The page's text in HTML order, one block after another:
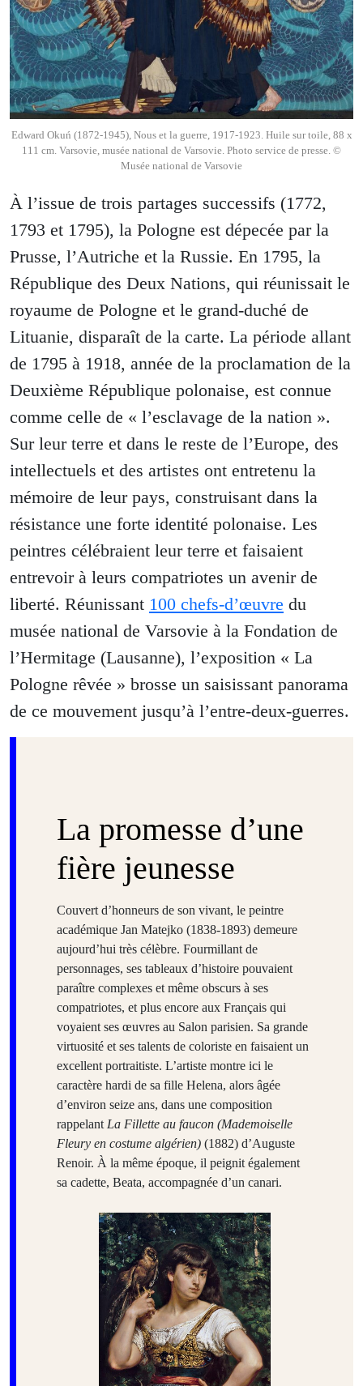
Edward Okuń (1872-1945), Nous et la guerre, 1917-1923. Huile sur toile, 88 x
111 cm. Varsovie, musée national de Varsovie. Photo service de presse. ©
Musée national de Varsovie
À l’issue de trois partages successifs (1772,
1793 et 1795), la Pologne est dépecée par la
Prusse, l’Autriche et la Russie. En 1795, la
République des Deux Nations, qui réunissait le
royaume de Pologne et le grand-duché de
Lituanie, disparaît de la carte. La période allant
de 1795 à 1918, année de la proclamation de la
Deuxième République polonaise, est connue
comme celle de « l’esclavage de la nation ».
Sur leur terre et dans le reste de l’Europe, des
intellectuels et des artistes ont entretenu la
mémoire de leur pays, construisant dans la
résistance une forte identité polonaise. Les
peintres célébraient leur terre et faisaient
entrevoir à leurs compatriotes un avenir de
liberté. Réunissant 100 chefs-d’œuvre du
musée national de Varsovie à la Fondation de
l’Hermitage (Lausanne), l’exposition « La
Pologne rêvée » brosse un saisissant panorama
de ce mouvement jusqu’à l’entre-deux-guerres.
La promesse d’une
fière jeunesse
Couvert d’honneurs de son vivant, le peintre
académique Jan Matejko (1838-1893) demeure
aujourd’hui très célèbre. Fourmillant de
personnages, ses tableaux d’histoire pouvaient
paraître complexes et même obscurs à ses
compatriotes, et plus encore aux Français qui
voyaient ses œuvres au Salon parisien. Sa grande
virtuosité et ses talents de coloriste en faisaient un
excellent portraitiste. L’artiste montre ici le
caractère hardi de sa fille Helena, alors âgée
d’environ seize ans, dans une composition
rappelant La Fillette au faucon (Mademoiselle
Fleury en costume algérien) (1882) d’Auguste
Renoir. À la même époque, il peignit également
sa cadette, Beata, accompagnée d’un canari.